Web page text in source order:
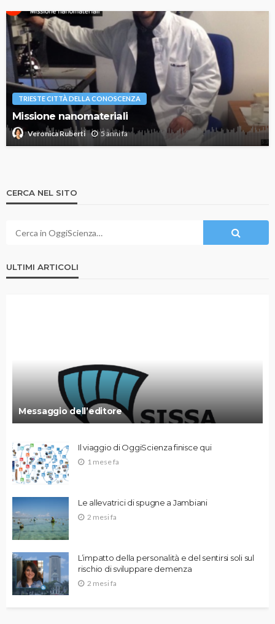
TRIESTE CITTÀ DELLA CONOSCENZA
Missione nanomateriali
Veronica Ruberti 5 anni fa
CERCA NEL SITO
ULTIMI ARTICOLI
Messaggio dell’editore
Il viaggio di OggiScienza finisce qui
1 mese fa
Le allevatrici di spugne a Jambiani
2 mesi fa
L’impatto della personalità e del sentirsi soli sul
rischio di sviluppare demenza
2 mesi fa